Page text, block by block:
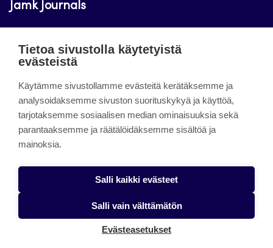
Jamk Journals
luettavissa. Verkkolehtien tarkoituksena on tukea
innovaatiotoimintaa.
About the site
Jamkin verkkolehdet
Tietosuojaseloste
Tietoa sivustolla käytetyistä
evästeistä
Käytämme sivustollamme evästeitä kerätäksemme ja
analysoidaksemme sivuston suorituskykyä ja käyttöä,
tarjotaksemme sosiaalisen median ominaisuuksia sekä
parantaaksemme ja räätälöidäksemme sisältöä ja
mainoksia.
Salli kaikki evästeet
Salli vain välttämätön
Evästeasetukset